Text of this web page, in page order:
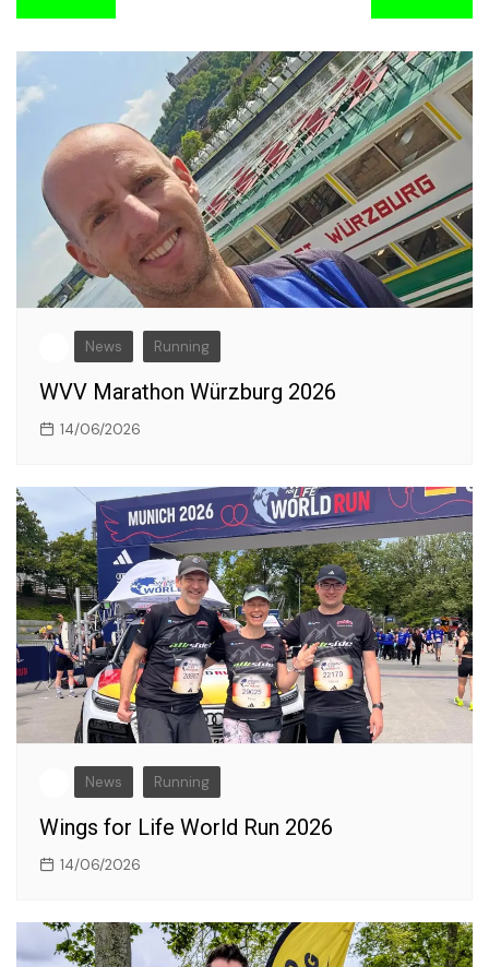
News Running
WVV Marathon Würzburg 2026
14/06/2026
News Running
Wings for Life World Run 2026
14/06/2026